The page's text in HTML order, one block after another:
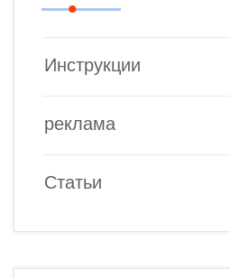
Инструкции
реклама
Статьи